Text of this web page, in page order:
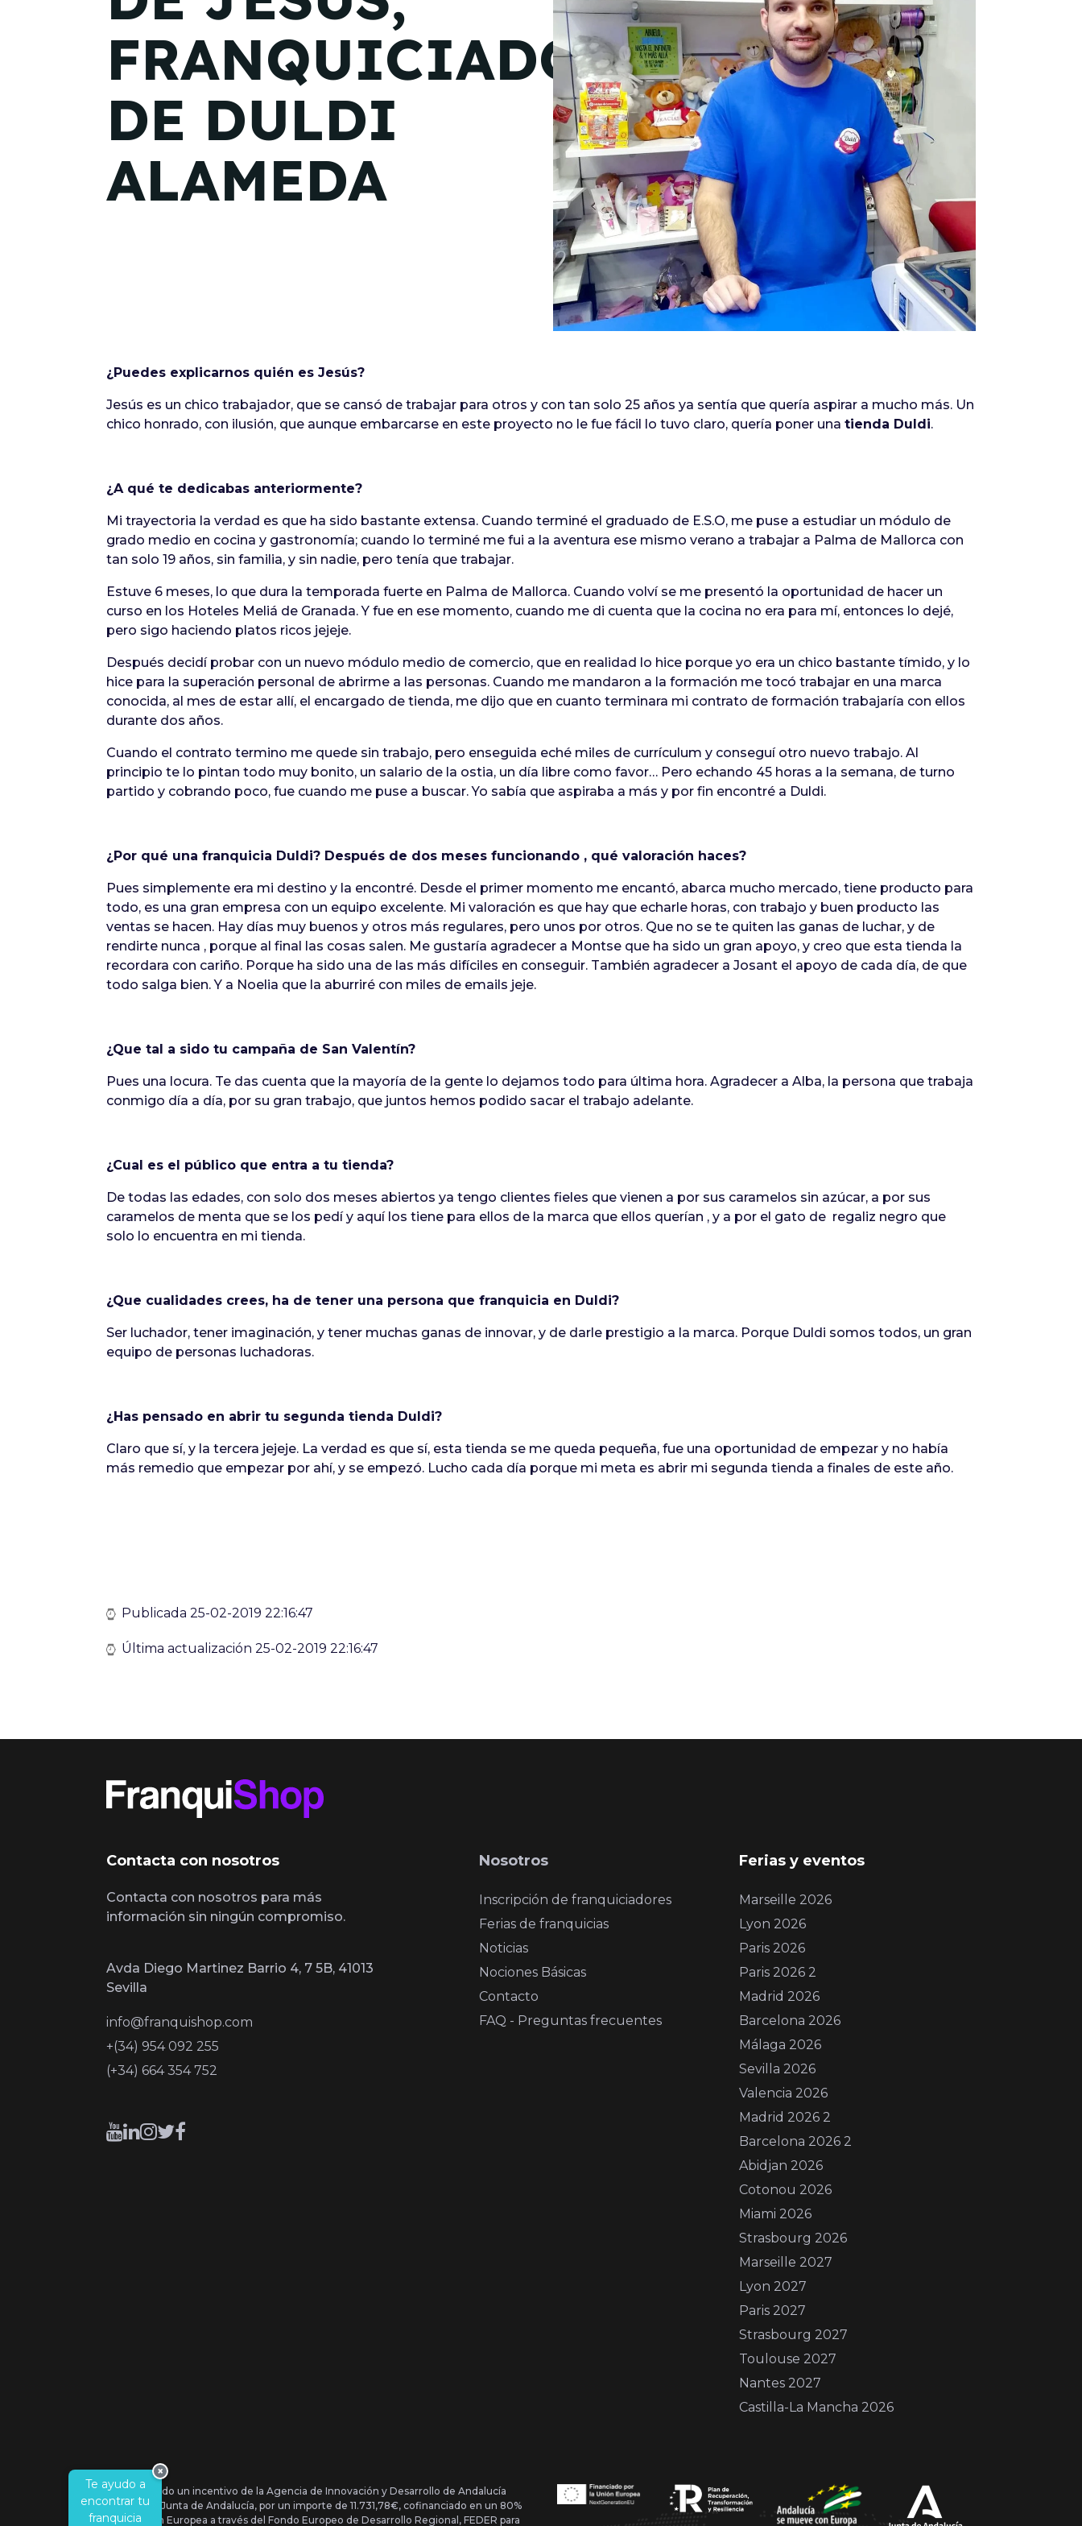
Madrid 2026 2 -08
de octubre
Castilla-La Mancha
22 de octubre
Barcelona 2026 2 -
05 de noviembre
VER MÁS
Infórmate
FRANQUICIADO
DE DULDI
ALAMEDA
¿Puedes explicarnos quién es Jesús?
Jesús es un chico trabajador, que se cansó de trabajar para otros y con tan solo 25 años ya sentía que quería aspirar a mucho más. Un
chico honrado, con ilusión, que aunque embarcarse en este proyecto no le fue fácil lo tuvo claro, quería poner una tienda Duldi.
¿A qué te dedicabas anteriormente?
Mi trayectoria la verdad es que ha sido bastante extensa. Cuando terminé el graduado de E.S.O, me puse a estudiar un módulo de
grado medio en cocina y gastronomía; cuando lo terminé me fui a la aventura ese mismo verano a trabajar a Palma de Mallorca con
tan solo 19 años, sin familia, y sin nadie, pero tenía que trabajar.
Estuve 6 meses, lo que dura la temporada fuerte en Palma de Mallorca. Cuando volví se me presentó la oportunidad de hacer un
curso en los Hoteles Meliá de Granada. Y fue en ese momento, cuando me di cuenta que la cocina no era para mí, entonces lo dejé,
pero sigo haciendo platos ricos jejeje.
Después decidí probar con un nuevo módulo medio de comercio, que en realidad lo hice porque yo era un chico bastante tímido, y lo
hice para la superación personal de abrirme a las personas. Cuando me mandaron a la formación me tocó trabajar en una marca
conocida, al mes de estar allí, el encargado de tienda, me dijo que en cuanto terminara mi contrato de formación trabajaría con ellos
durante dos años.
Cuando el contrato termino me quede sin trabajo, pero enseguida eché miles de currículum y conseguí otro nuevo trabajo. Al
principio te lo pintan todo muy bonito, un salario de la ostia, un día libre como favor… Pero echando 45 horas a la semana, de turno
partido y cobrando poco, fue cuando me puse a buscar. Yo sabía que aspiraba a más y por fin encontré a Duldi.
¿Por qué una franquicia Duldi? Después de dos meses funcionando , qué valoración haces?
Pues simplemente era mi destino y la encontré. Desde el primer momento me encantó, abarca mucho mercado, tiene producto para
todo, es una gran empresa con un equipo excelente. Mi valoración es que hay que echarle horas, con trabajo y buen producto las
ventas se hacen. Hay días muy buenos y otros más regulares, pero unos por otros. Que no se te quiten las ganas de luchar, y de
rendirte nunca , porque al final las cosas salen. Me gustaría agradecer a Montse que ha sido un gran apoyo, y creo que esta tienda la
recordara con cariño. Porque ha sido una de las más difíciles en conseguir. También agradecer a Josant el apoyo de cada día, de que
todo salga bien. Y a Noelia que la aburriré con miles de emails jeje.
¿Que tal a sido tu campaña de San Valentín?
Pues una locura. Te das cuenta que la mayoría de la gente lo dejamos todo para última hora. Agradecer a Alba, la persona que trabaja
conmigo día a día, por su gran trabajo, que juntos hemos podido sacar el trabajo adelante.
¿Cual es el público que entra a tu tienda?
De todas las edades, con solo dos meses abiertos ya tengo clientes fieles que vienen a por sus caramelos sin azúcar, a por sus
caramelos de menta que se los pedí y aquí los tiene para ellos de la marca que ellos querían , y a por el gato de regaliz negro que
solo lo encuentra en mi tienda.
¿Que cualidades crees, ha de tener una persona que franquicia en Duldi?
Ser luchador, tener imaginación, y tener muchas ganas de innovar, y de darle prestigio a la marca. Porque Duldi somos todos, un gran
equipo de personas luchadoras.
¿Has pensado en abrir tu segunda tienda Duldi?
Claro que sí, y la tercera jejeje. La verdad es que sí, esta tienda se me queda pequeña, fue una oportunidad de empezar y no había
más remedio que empezar por ahí, y se empezó. Lucho cada día porque mi meta es abrir mi segunda tienda a finales de este año.
Publicada 25-02-2019 22:16:47
Última actualización 25-02-2019 22:16:47
Contacta con nosotros
Contacta con nosotros para más
información sin ningún compromiso.
Avda Diego Martinez Barrio 4, 7 5B, 41013
Sevilla
info@franquishop.com
+(34) 954 092 255
(+34) 664 354 752
Nosotros
Inscripción de franquiciadores
Ferias de franquicias
Noticias
Nociones Básicas
Contacto
FAQ - Preguntas frecuentes
Ferias y eventos
Marseille 2026
Lyon 2026
Paris 2026
Paris 2026 2
Madrid 2026
Barcelona 2026
Málaga 2026
Sevilla 2026
Valencia 2026
Madrid 2026 2
Barcelona 2026 2
Abidjan 2026
Cotonou 2026
Miami 2026
Strasbourg 2026
Marseille 2027
Lyon 2027
Paris 2027
Strasbourg 2027
Toulouse 2027
Nantes 2027
Castilla-La Mancha 2026
Se ha recibido un incentivo de la Agencia de Innovación y Desarrollo de Andalucía
IDEA, de la Junta de Andalucía, por un importe de 11.731,78€, cofinanciado en un 80%
por la Unión Europea a través del Fondo Europeo de Desarrollo Regional, FEDER para
Te ayudo a
encontrar tu
franquicia
×